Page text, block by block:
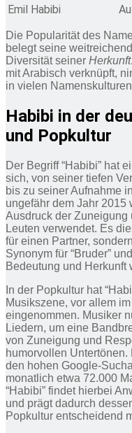
Emil Habibi
Die Popularität des
belegt seine
Diversität seiner Herkunft
mit Arabisch verknüpft,
in vielen
Habibi in der
und Popkultur
Der Begriff “Habibi” hat
sich, von seiner tiefen
bis zu seiner Aufnahme
ungefähr dem Jahr 2015
Ausdruck der Zuneigung
Leuten verwendet. Es
für einen Partner,
Synonym für “Bruder”
Bedeutung und Herkunft
In der Popkultur hat
Musikszene, vor allem
eingenommen. Musiker
Liedern, um eine
von Zuneigung und
humorvollen
den hohen Google-
monatlich etwa 72.000
“Habibi” findet hierbei
und prägt dadurch
Popkultur entscheidend